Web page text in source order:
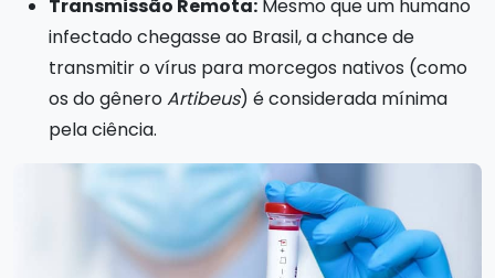
Transmissão Remota: Mesmo que um humano
infectado chegasse ao Brasil, a chance de
transmitir o vírus para morcegos nativos (como
os do gêneroArtibeus) é considerada mínima
pela ciência.